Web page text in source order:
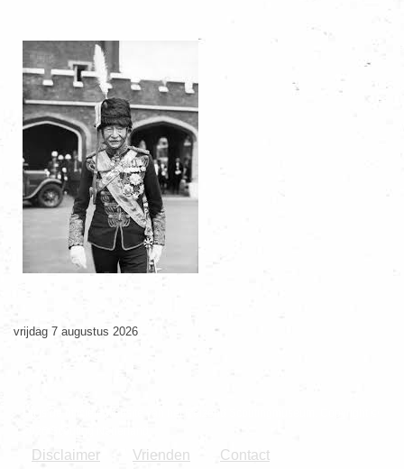
vrijdag 7 augustus 2026
Dit is de officiële website van het Reizend Scoutingmuseum. Copyright ©
Disclaimer Vrienden Contact